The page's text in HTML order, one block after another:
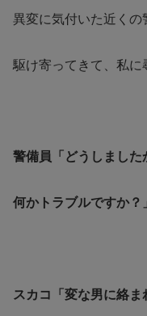
異変に気付いた近くの
駆け寄ってきて、私に
警備員「どうしました
何かトラブルですか？
スカコ「変な男に絡ま